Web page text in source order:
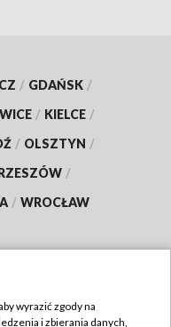
/ GDAŃSK /
/ KIELCE /
/ OLSZTYN /
/
/ WROCŁAW
wyrazić zgody na
i zbierania danych,